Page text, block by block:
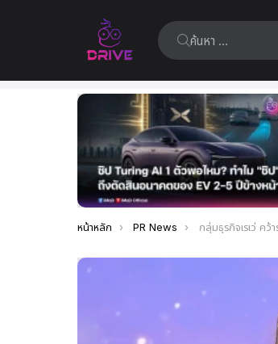
ค้นหา:
เรื่อง
ล่าสุด
คุณอยู่ที่นี่:
หน้าหลัก PR News กลุ่มธุรกิจเรเว่ คว้ารางวัล Best Employer